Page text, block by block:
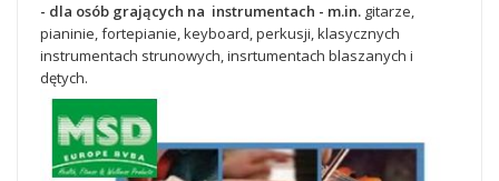
- dla osób grających na instrumentach - m.in. gitarze,
pianinie, fortepianie, keyboard, perkusji, klasycznych
instrumentach strunowych, insrtumentach blaszanych i
dętych.